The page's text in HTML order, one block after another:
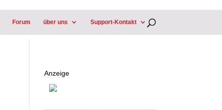
Forum über uns Support-Kontakt
Anzeige